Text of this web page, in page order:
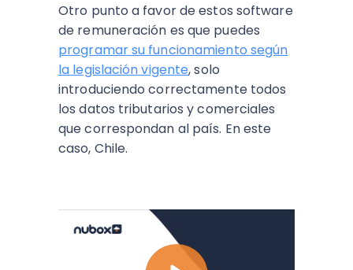
Otro punto a favor de estos software
de remuneración es que puedes
programar su funcionamiento según
la legislación vigente, solo
introduciendo correctamente todos
los datos tributarios y comerciales
que correspondan al país. En este
caso, Chile.